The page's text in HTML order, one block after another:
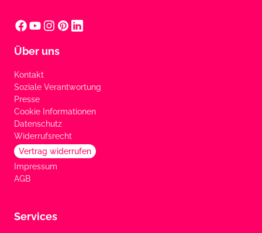
Über uns
Kontakt
Soziale Verantwortung
Presse
Cookie Informationen
Datenschutz
Widerrufsrecht
Vertrag widerrufen
Impressum
AGB
Services